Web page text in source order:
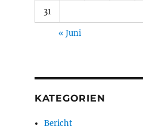
31
« Juni
KATEGORIEN
Bericht